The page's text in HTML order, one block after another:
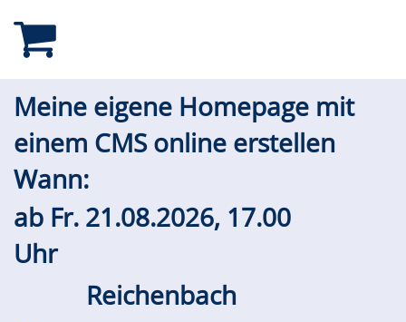
Meine eigene Homepage mit
einem CMS online erstellen
Wann:
ab Fr. 21.08.2026, 17.00
Uhr
Reichenbach